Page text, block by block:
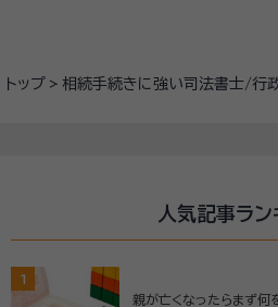
トップ 相続手続きに強い司法書士/行
人気記事ラン
1
親が亡くなったらまず何